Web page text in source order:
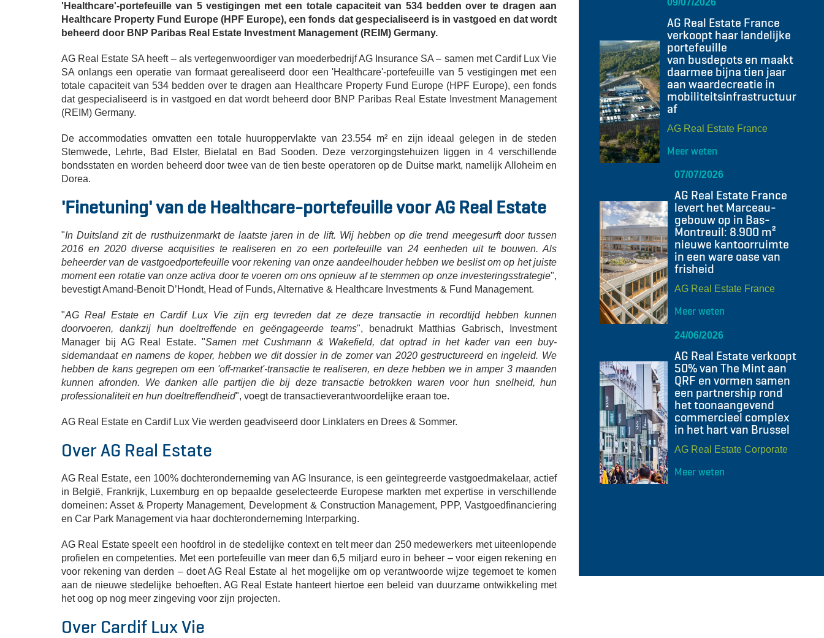
AG Real Estate France
verkoopt haar landelijke
portefeuille
van busdepots en maakt
daarmee bijna tien jaar
aan waardecreatie in
mobiliteitsinfrastructuur
af
AG Real Estate France
Meer weten
07/07/2026
AG Real Estate France
levert het Marceau-
gebouw op in Bas-
Montreuil: 8.900 m²
nieuwe kantoorruimte
in een ware oase van
frisheid
AG Real Estate France
Meer weten
24/06/2026
AG Real Estate verkoopt
50% van The Mint aan
QRF en vormen samen
een partnership rond
het toonaangevend
commercieel complex
in het hart van Brussel
AG Real Estate Corporate
Meer weten
'Healthcare'-portefeuille van 5 vestigingen met een totale capaciteit van 534 bedden over te dragen aan
Healthcare Property Fund Europe (HPF Europe), een fonds dat gespecialiseerd is in vastgoed en dat wordt
beheerd door BNP Paribas Real Estate Investment Management (REIM) Germany.
AG Real Estate SA heeft – als vertegenwoordiger van moederbedrijf AG Insurance SA – samen met Cardif Lux Vie
SA onlangs een operatie van formaat gerealiseerd door een 'Healthcare'-portefeuille van 5 vestigingen met een
totale capaciteit van 534 bedden over te dragen aan Healthcare Property Fund Europe (HPF Europe), een fonds
dat gespecialiseerd is in vastgoed en dat wordt beheerd door BNP Paribas Real Estate Investment Management
(REIM) Germany.
De accommodaties omvatten een totale huuroppervlakte van 23.554 m² en zijn ideaal gelegen in de steden
Stemwede, Lehrte, Bad Elster, Bielatal en Bad Sooden. Deze verzorgingstehuizen liggen in 4 verschillende
bondsstaten en worden beheerd door twee van de tien beste operatoren op de Duitse markt, namelijk Alloheim en
Dorea.
'Finetuning' van de Healthcare-portefeuille voor AG Real Estate
"In Duitsland zit de rusthuizenmarkt de laatste jaren in de lift. Wij hebben op die trend meegesurft door tussen
2016 en 2020 diverse acquisities te realiseren en zo een portefeuille van 24 eenheden uit te bouwen. Als
beheerder van de vastgoedportefeuille voor rekening van onze aandeelhouder hebben we beslist om op het juiste
moment een rotatie van onze activa door te voeren om ons opnieuw af te stemmen op onze investeringsstrategie",
bevestigt Amand-Benoit D’Hondt, Head of Funds, Alternative & Healthcare Investments & Fund Management.
"AG Real Estate en Cardif Lux Vie zijn erg tevreden dat ze deze transactie in recordtijd hebben kunnen
doorvoeren, dankzij hun doeltreffende en geëngageerde teams", benadrukt Matthias Gabrisch, Investment
Manager bij AG Real Estate. "Samen met Cushmann & Wakefield, dat optrad in het kader van een buy-
sidemandaat en namens de koper, hebben we dit dossier in de zomer van 2020 gestructureerd en ingeleid. We
hebben de kans gegrepen om een 'off-market'-transactie te realiseren, en deze hebben we in amper 3 maanden
kunnen afronden. We danken alle partijen die bij deze transactie betrokken waren voor hun snelheid, hun
professionaliteit en hun doeltreffendheid", voegt de transactieverantwoordelijke eraan toe.
AG Real Estate en Cardif Lux Vie werden geadviseerd door Linklaters en Drees & Sommer.
Over AG Real Estate
AG Real Estate, een 100% dochteronderneming van AG Insurance, is een geïntegreerde vastgoedmakelaar, actief
in België, Frankrijk, Luxemburg en op bepaalde geselecteerde Europese markten met expertise in verschillende
domeinen: Asset & Property Management, Development & Construction Management, PPP, Vastgoedfinanciering
en Car Park Management via haar dochteronderneming Interparking.
AG Real Estate speelt een hoofdrol in de stedelijke context en telt meer dan 250 medewerkers met uiteenlopende
profielen en competenties. Met een portefeuille van meer dan 6,5 miljard euro in beheer – voor eigen rekening en
voor rekening van derden – doet AG Real Estate al het mogelijke om op verantwoorde wijze tegemoet te komen
aan de nieuwe stedelijke behoeften. AG Real Estate hanteert hiertoe een beleid van duurzame ontwikkeling met
het oog op nog meer zingeving voor zijn projecten.
Over Cardif Lux Vie